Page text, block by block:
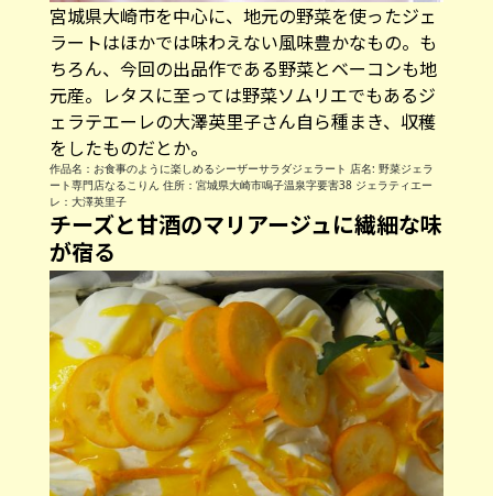
宮城県大崎市を中心に、地元の野菜を使ったジェ
ラートはほかでは味わえない風味豊かなもの。も
ちろん、今回の出品作である野菜とベーコンも地
元産。レタスに至っては野菜ソムリエでもあるジ
ェラテエーレの大澤英里子さん自ら種まき、収穫
をしたものだとか。
作品名：お食事のように楽しめるシーザーサラダジェラート 店名: 野菜ジェラ
ート専門店なるこりん 住所：宮城県大崎市鳴子温泉字要害38 ジェラティエー
レ：大澤英里子
チーズと甘酒のマリアージュに繊細な味
が宿る